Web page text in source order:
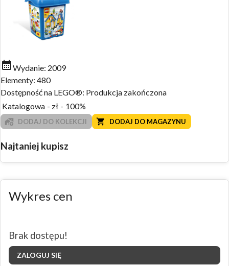
Wydanie: 2009
Elementy: 480
Dostępność na LEGO®: Produkcja zakończona
Katalogowa - zł - 100%
DODAJ DO KOLEKCJI DODAJ DO MAGAZYNU
Najtaniej kupisz
Wykres cen
Brak dostępu!
ZALOGUJ SIĘ